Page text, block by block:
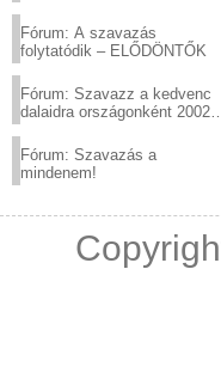
Fórum: A szavazás
folytatódik – ELŐDÖNTŐK
Fórum: Szavazz a kedvenc
dalaidra országonként 2002
Fórum: Szavazás a
mindenem!